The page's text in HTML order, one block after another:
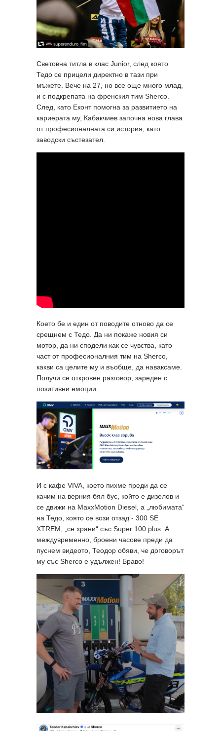
Световна титла в клас Junior, след която
Тедо се прицели директно в тази при
мъжете. Вече на 27, но все още много млад,
и с подкрепата на френския тим Sherco.
След, като Еконт помогна за развитието на
кариерата му, Кабакчиев започна нова глава
от професионалната си история, като
заводски състезател.
Което бе и един от поводите отново да се
срещнем с Тедо. Да ни покаже новия си
мотор, да ни сподели как се чувства, като
част от професионалния тим на Sherco,
какви са целите му и въобще, да наваксаме.
Получи се откровен разговор, зареден с
позитивни емоции.
И с кафе VIVA, което пихме преди да се
качим на верния бял бус, който е дизелов и
се движи на MaxxMotion Diesel, а „любимата“
на Тедо, която се вози отзад - 300 SE
XTREM, „се храни“ със Super 100 plus. А
междувременно, броени часове преди да
пуснем видеото, Теодор обяви, че договорът
му със Sherco е удължен! Браво!